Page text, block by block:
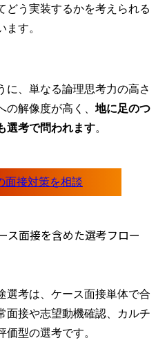
どう実装するかを考えられる
ます。
に、単なる論理思考力の高さ
解像度が高く、 地に足のつ
選考で問われます。
ス面接を含めた選考フロー
選考は、ケース面接単体で合
面接や志望動機確認、カルチ
価型の選考です。